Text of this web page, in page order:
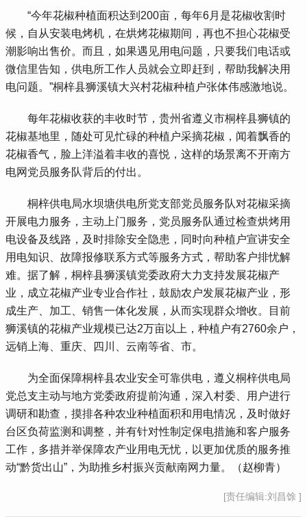
“今年花椒种植面积达到200亩，每年6月是花椒收割时
候，自从安装电烤机，在烘烤花椒期间，再也不担心花椒受
潮影响出售价。而且，如果遇见用电问题，只要我们电话或
微信里告知，供电所工作人员就会立即赶到，帮助我解决用
电问题。”桐梓县狮溪镇大兴村花椒种植户张体伟感激地说。
每年花椒收获的丰收时节，贵州省遵义市桐梓县狮镇的
花椒基地里，随处可见忙碌的种植户采摘花椒，闻着飘香的
花椒香气，脸上洋溢着丰收的喜悦，这样的场景离不开南方
电网党员服务队背后的付出。
桐梓供电局水坝塘供电所党支部党员服务队对花椒采摘
开展电力服务，主动上门服务，党员服务队通过检查烘烤用
电设备及线路，及时排除安全隐患，同时向种植户宣讲安全
用电知识、故障报修联系方式等服务方式，帮助客户排忧解
难。据了解，桐梓县狮溪镇党委政府大力支持发展花椒产
业，成立花椒产业专业合作社，鼓励农户发展花椒产业，形
成生产、加工、销售一体化发展，从而实现群众增收。目前
狮溪镇的花椒产业规模已达2万亩以上，种植户有2760余户，
远销上海、重庆、四川、云南等省、市。
为全面保障桐梓县农业安全可靠供电，遵义桐梓供电局
党总支主动与地方党委政府提前沟通，深入村委、用户进行
调研和勘查，摸排各种农业种植面积和用电情况，及时做好
台区负荷监测和调整，并有针对性制定保电措施和客户服务
工作，多措并举保障农产业用电无忧，以更加优质的服务推
动“黔货出山”，为助推乡村振兴贡献南网力量。（赵柳青）
[责任编辑:刘昌馀 ]